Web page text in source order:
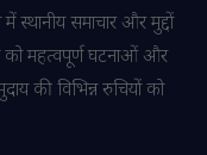
स्थानीय समाचार और मुद्दों
को महत्वपूर्ण घटनाओं और
की विभिन्न रुचियों को